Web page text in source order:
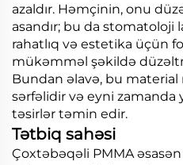
azaldır. Həmçinin, onu
asandır; bu da stomatoloji
rahatlıq və estetika üçün
mükəmməl şəkildə
Bundan əlavə, bu
sərfəlidir və eyni zamanda
təsirlər təmin edir.
Tətbiq sahəsi
Çoxtəbəqəli PMMA